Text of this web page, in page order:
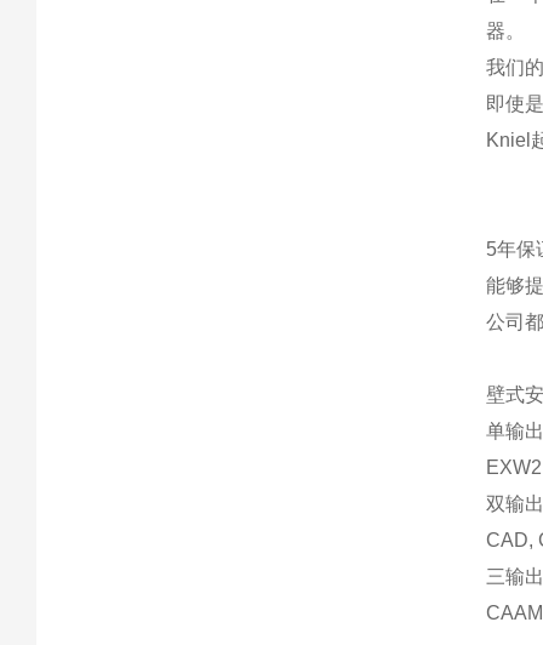
器。
我们
即使
Kniel
5年保
能够
公司
壁式
单输
双输
CAD,
三输